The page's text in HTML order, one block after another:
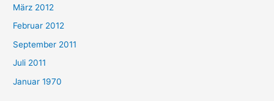
März 2012
Februar 2012
September 2011
Juli 2011
Januar 1970